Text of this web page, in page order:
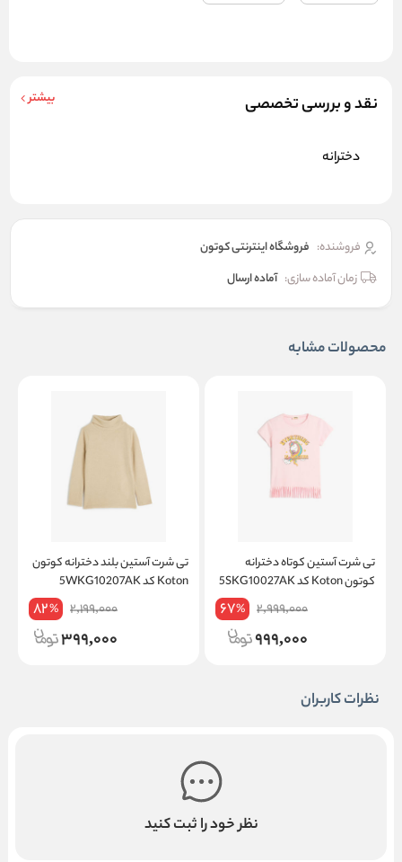
نقد و بررسی تخصصی بیشتر
دخترانه
فروشنده: فروشگاه اینترنتی کوتون
زمان آماده سازی: آماده ارسال
محصولات مشابه
تی شرت آستین کوتاه دخترانه
کوتون Koton کد 5SKG10027AK
2,999,000
67%
999,000
تی شرت آستین بلند دخترانه کوتون
Koton کد 5WKG10207AK
2,199,000
82%
399,000
نظرات کاربران
نظر خود را ثبت کنید